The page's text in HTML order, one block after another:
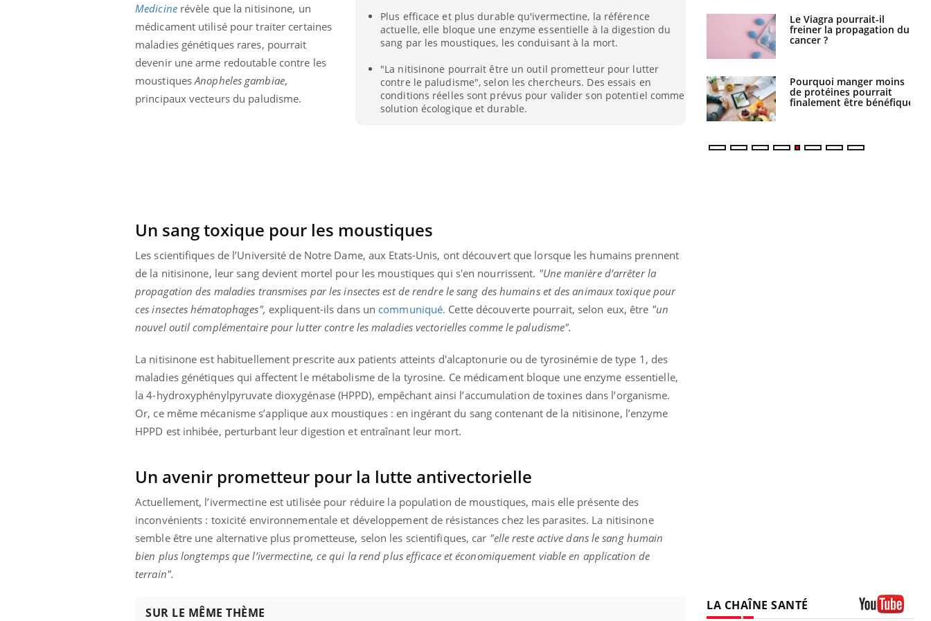
Plus efficace et plus durable qu'ivermectine, la référence
actuelle, elle bloque une enzyme essentielle à la digestion du
sang par les moustiques, les conduisant à la mort.
"La nitisinone pourrait être un outil prometteur pour lutter
contre le paludisme", selon les chercheurs. Des essais en
conditions réelles sont prévus pour valider son potentiel comme
solution écologique et durable.
Medicinerévèle que la nitisinone, un
médicament utilisé pour traiter certaines
maladies génétiques rares, pourrait
devenir une arme redoutable contre les
moustiquesAnopheles gambiae,
principaux vecteurs du paludisme.
Un sang toxique pour les moustiques
Les scientifiques de l’Université de Notre Dame, aux Etats-Unis, ont découvert que lorsque les humains prennent
de la nitisinone, leur sang devient mortel pour les moustiques qui s'en nourrissent. "Une manière d’arrêter la
propagation des maladies transmises par les insectes est de rendre le sang des humains et des animaux toxique pour
ces insectes hématophages", expliquent-ils dans un communiqué. Cette découverte pourrait, selon eux, être "un
nouvel outil complémentaire pour lutter contre les maladies vectorielles comme le paludisme".
La nitisinone est habituellement prescrite aux patients atteints d'alcaptonurie ou de tyrosinémie de type 1, des
maladies génétiques qui affectent le métabolisme de la tyrosine. Ce médicament bloque une enzyme essentielle,
la 4-hydroxyphénylpyruvate dioxygénase (HPPD), empêchant ainsi l’accumulation de toxines dans l’organisme.
Or, ce même mécanisme s’applique aux moustiques : en ingérant du sang contenant de la nitisinone, l’enzyme
HPPD est inhibée, perturbant leur digestion et entraînant leur mort.
Un avenir prometteur pour la lutte antivectorielle
Actuellement, l’ivermectine est utilisée pour réduire la population de moustiques, mais elle présente des
inconvénients : toxicité environnementale et développement de résistances chez les parasites. La nitisinone
semble être une alternative plus prometteuse, selon les scientifiques, car "elle reste active dans le sang humain
bien plus longtemps que l’ivermectine, ce qui la rend plus efficace et économiquement viable en application de
terrain".
SUR LE MÊME THÈME
Les médicaments GLP-1
protègent-ils aussi les os
?
Cytomégalovirus : ce qui
change dans la prise en
charge des femmes
VIH : la fin du comprimé
tous les jours se profile-t-
elle enfin ?
Pourquoi votre ventre
gâche-t-il les premiers
jours de vos vacances ?
Le Viagra pourrait-il
freiner la propagation du
cancer ?
Pourquoi manger moins
de protéines pourrait
finalement être bénéfique
Le smartphone nuit-il à
l'apprentissage de la
lecture ?
Mordue par une tique en
vacances, elle reste dans
le coma pendant 42 jours
LA CHAÎNE SANTÉ